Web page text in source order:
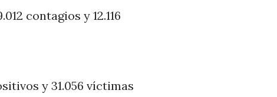
contagios y 12.116
y 31.056 víctimas